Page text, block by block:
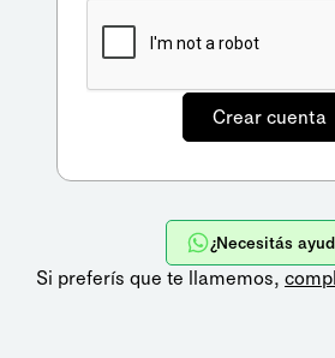
¿Necesitás
Si preferís que te llamemos,